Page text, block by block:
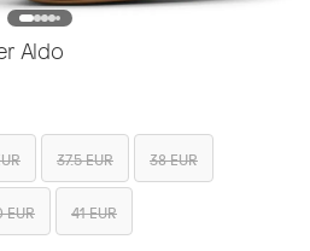
Aldo
37.5 EUR 38 EUR
EUR 41 EUR